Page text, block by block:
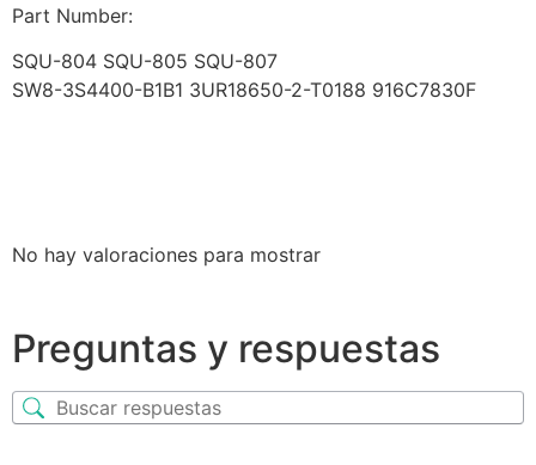
Part Number:
SQU-804 SQU-805 SQU-807
SW8-3S4400-B1B1 3UR18650-2-T0188 916C7830F
No hay valoraciones para mostrar
Preguntas y respuestas